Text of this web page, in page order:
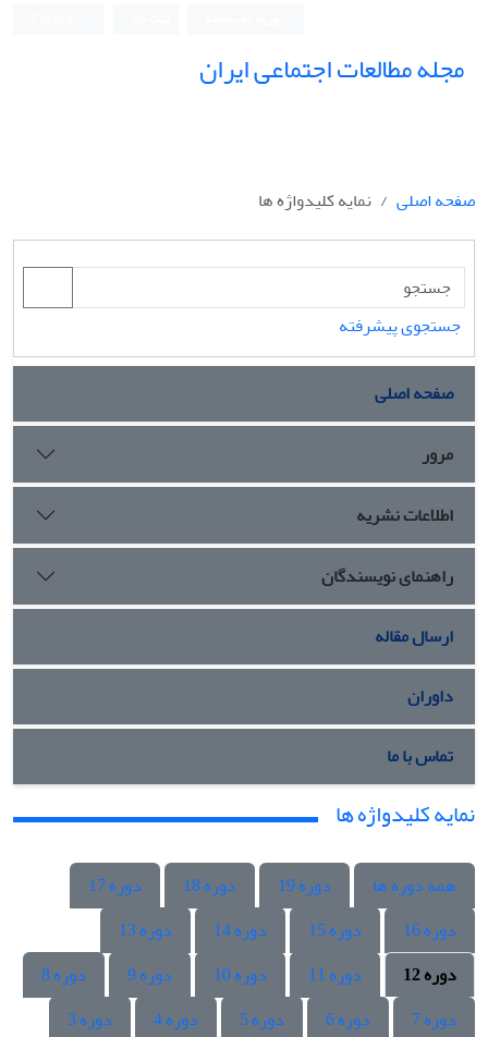
مجله مطالعات اجتماعی ایران
صفحه اصلی نمایه کلیدواژه ها
جستجوی پیشرفته
صفحه اصلی
مرور
اطلاعات نشریه
راهنمای نویسندگان
ارسال مقاله
داوران
تماس با ما
نمایه کلیدواژه ها
همه دوره ها دوره 19 دوره 18
دوره 17
دوره 16
دوره 15 دوره 14
دوره 13
دوره 12
دوره 11 دوره 10 دوره 9
دوره 8
دوره 7
دوره 6 دوره 5 دوره 4
دوره 3